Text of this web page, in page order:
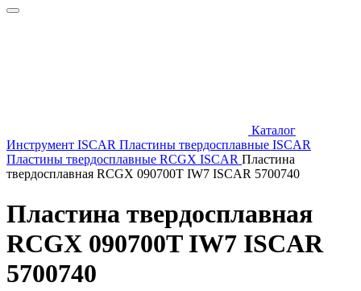
Каталог
Инструмент ISCAR Пластины твердосплавные ISCAR
Пластины твердосплавные RCGX ISCAR Пластина
твердосплавная RCGX 090700T IW7 ISCAR 5700740
Пластина твердосплавная
RCGX 090700T IW7 ISCAR
5700740